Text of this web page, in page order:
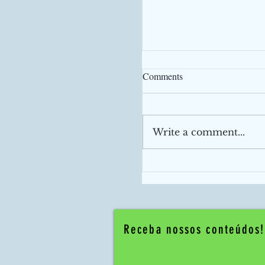
positivamente.
Comments
Write a comment...
Receba nossos conteúdos!